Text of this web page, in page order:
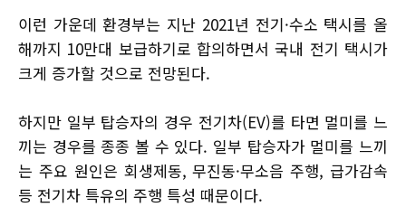
이런 가운데 환경부는 지난 2021년 전기·수소 택시를 올
해까지 10만대 보급하기로 합의하면서 국내 전기 택시가
크게 증가할 것으로 전망된다.
하지만 일부 탑승자의 경우 전기차(EV)를 타면 멀미를 느
끼는 경우를 종종 볼 수 있다. 일부 탑승자가 멀미를 느끼
는 주요 원인은 회생제동, 무진동·무소음 주행, 급가감속
등 전기차 특유의 주행 특성 때문이다.